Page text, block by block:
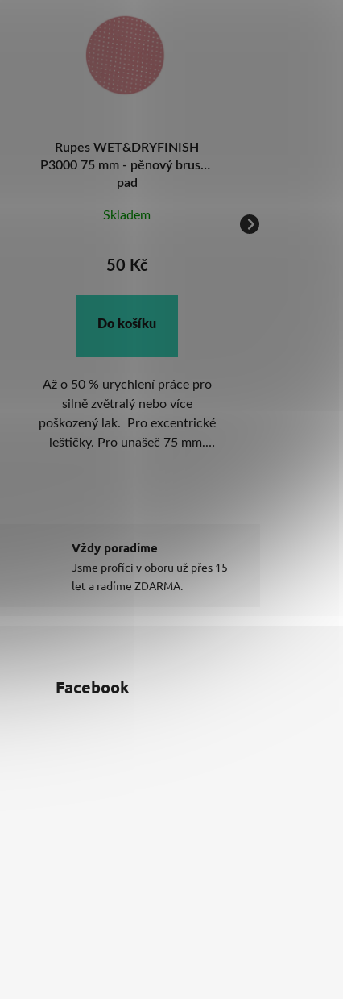
Rupes WET&DRYFINISH
P2000 75 mm - pěnový brusný
pad
Skladem
50 Kč
Do košíku
Až o 50 % urychlení práce pro
silně zvětralý nebo více
poškozený lak. Pro excentrické
leštičky. Pro unašeč 75 mm.
Vždy poradíme
Jsme profíci v oboru už přes 15
let a radíme ZDARMA.
Facebook